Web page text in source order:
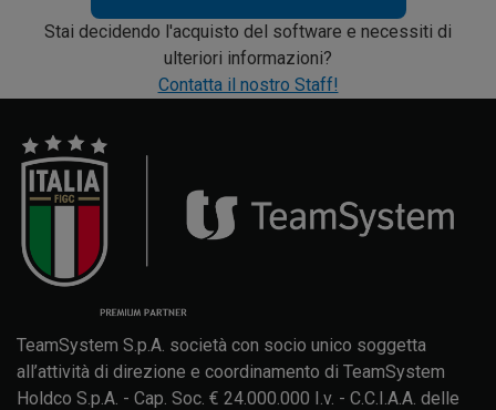
Stai decidendo l'acquisto del software e necessiti di
ulteriori informazioni?
Contatta il nostro Staff!
TeamSystem S.p.A. società con socio unico soggetta
all’attività di direzione e coordinamento di TeamSystem
Holdco S.p.A. - Cap. Soc. € 24.000.000 I.v. - C.C.I.A.A. delle